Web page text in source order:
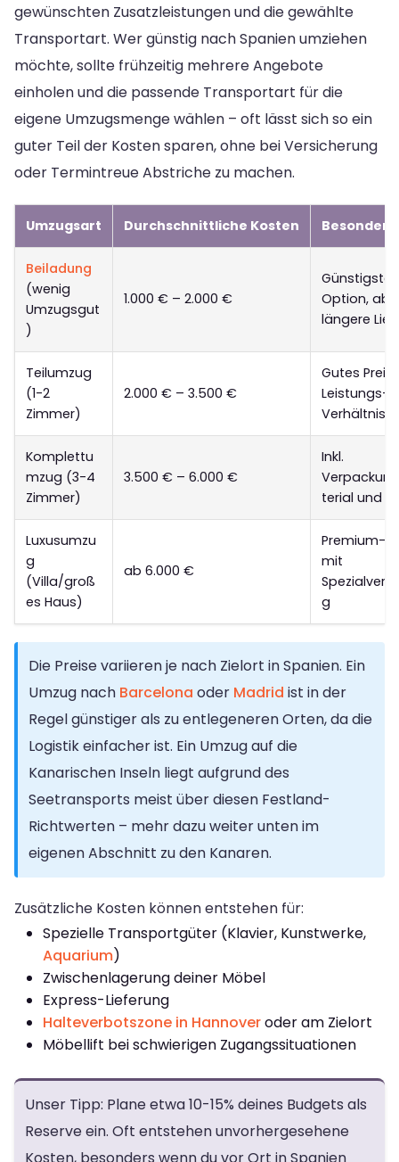
gewünschten Zusatzleistungen und die gewählte
Transportart. Wer günstig nach Spanien umziehen
möchte, sollte frühzeitig mehrere Angebote
einholen und die passende Transportart für die
eigene Umzugsmenge wählen – oft lässt sich so ein
guter Teil der Kosten sparen, ohne bei Versicherung
oder Termintreue Abstriche zu machen.
Umzugsart Durchschnittliche Kosten
Beiladung
(wenig
Umzugsgut
)
1.000 € – 2.000 €
Günstigste
Option,
längere
Teilumzug
(1-2
Zimmer)
2.000 € – 3.500 €
Gutes Preis-
Leistungs-
Verhältnis
Komplettu
mzug (3-4
Zimmer)
3.500 € – 6.000 €
Inkl.
terial und
Luxusumzu
g
(Villa/groß
es Haus)
ab 6.000 €
Premium-
mit
g
Die Preise variieren je nach Zielort in Spanien. Ein
Umzug nach Barcelona oder Madrid ist in der
Regel günstiger als zu entlegeneren Orten, da die
Logistik einfacher ist. Ein Umzug auf die
Kanarischen Inseln liegt aufgrund des
Seetransports meist über diesen Festland-
Richtwerten – mehr dazu weiter unten im
eigenen Abschnitt zu den Kanaren.
Zusätzliche Kosten können entstehen für:
Spezielle Transportgüter (Klavier, Kunstwerke,
Aquarium)
Zwischenlagerung deiner Möbel
Express-Lieferung
Halteverbotszone in Hannoveroder am Zielort
Möbellift bei schwierigen Zugangssituationen
Unser Tipp: Plane etwa 10-15% deines Budgets als
Reserve ein. Oft entstehen unvorhergesehene